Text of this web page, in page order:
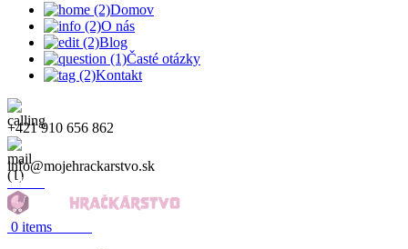
Domov
O nás
Blog
Časté otázky
Kontakt
+421 910 656 862
info@mojehrackarstvo.sk
Menu
0 items